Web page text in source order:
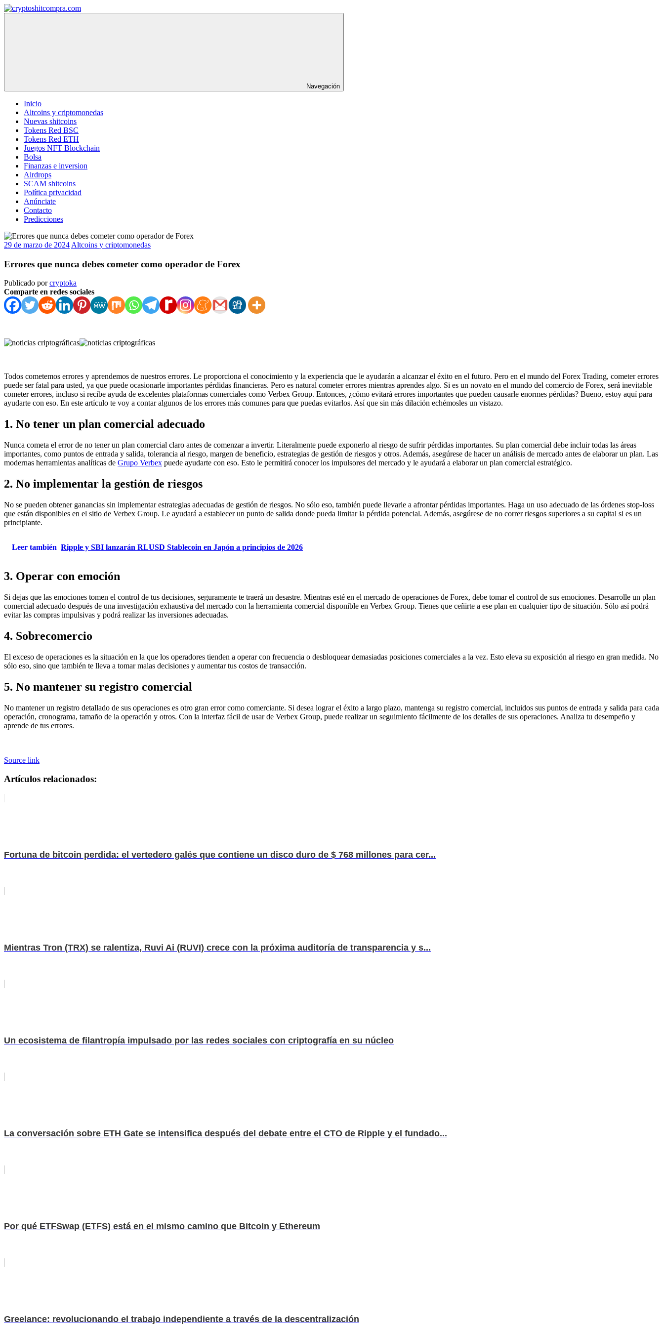
Saltar
al
Navegación
Inicio
Altcoins y criptomonedas
Nuevas shitcoins
Tokens Red BSC
Tokens Red ETH
Juegos NFT Blockchain
Bolsa
Finanzas e inversion
Airdrops
SCAM shitcoins
Política privacidad
Anúnciate
Contacto
Predicciones
29 de marzo de 2024 Altcoins y criptomonedas
Errores que nunca debes cometer como operador de Forex
Publicado porcryptoka
Comparte en redes sociales
Todos cometemos errores y aprendemos de nuestros errores. Le proporciona el conocimiento y la experiencia que le ayudarán a alcanzar el éxito en el futuro. Pero en el mundo del Forex Trading, cometer errores
puede ser fatal para usted, ya que puede ocasionarle importantes pérdidas financieras. Pero es natural cometer errores mientras aprendes algo. Si es un novato en el mundo del comercio de Forex, será inevitable
cometer errores, incluso si recibe ayuda de excelentes plataformas comerciales como Verbex Group. Entonces, ¿cómo evitará errores importantes que pueden causarle enormes pérdidas? Bueno, estoy aquí para
ayudarte con eso. En este artículo te voy a contar algunos de los errores más comunes para que puedas evitarlos. Así que sin más dilación echémosles un vistazo.
1. No tener un plan comercial adecuado
Nunca cometa el error de no tener un plan comercial claro antes de comenzar a invertir. Literalmente puede exponerlo al riesgo de sufrir pérdidas importantes. Su plan comercial debe incluir todas las áreas
importantes, como puntos de entrada y salida, tolerancia al riesgo, margen de beneficio, estrategias de gestión de riesgos y otros. Además, asegúrese de hacer un análisis de mercado antes de elaborar un plan. Las
modernas herramientas analíticas de Grupo Verbex puede ayudarte con eso. Esto le permitirá conocer los impulsores del mercado y le ayudará a elaborar un plan comercial estratégico.
2. No implementar la gestión de riesgos
No se pueden obtener ganancias sin implementar estrategias adecuadas de gestión de riesgos. No sólo eso, también puede llevarle a afrontar pérdidas importantes. Haga un uso adecuado de las órdenes stop-loss
que están disponibles en el sitio de Verbex Group. Le ayudará a establecer un punto de salida donde pueda limitar la pérdida potencial. Además, asegúrese de no correr riesgos superiores a su capital si es un
principiante.
Leer también Ripple y SBI lanzarán RLUSD Stablecoin en Japón a principios de 2026
3. Operar con emoción
Si dejas que las emociones tomen el control de tus decisiones, seguramente te traerá un desastre. Mientras esté en el mercado de operaciones de Forex, debe tomar el control de sus emociones. Desarrolle un plan
comercial adecuado después de una investigación exhaustiva del mercado con la herramienta comercial disponible en Verbex Group. Tienes que ceñirte a ese plan en cualquier tipo de situación. Sólo así podrá
evitar las compras impulsivas y podrá realizar las inversiones adecuadas.
4. Sobrecomercio
El exceso de operaciones es la situación en la que los operadores tienden a operar con frecuencia o desbloquear demasiadas posiciones comerciales a la vez. Esto eleva su exposición al riesgo en gran medida. No
sólo eso, sino que también te lleva a tomar malas decisiones y aumentar tus costos de transacción.
5. No mantener su registro comercial
No mantener un registro detallado de sus operaciones es otro gran error como comerciante. Si desea lograr el éxito a largo plazo, mantenga su registro comercial, incluidos sus puntos de entrada y salida para cada
operación, cronograma, tamaño de la operación y otros. Con la interfaz fácil de usar de Verbex Group, puede realizar un seguimiento fácilmente de los detalles de sus operaciones. Analiza tu desempeño y
aprende de tus errores.
Source link
Artículos relacionados:
Fortuna de bitcoin perdida: el vertedero galés que contiene un disco duro de $ 768 millones para cer...
Mientras Tron (TRX) se ralentiza, Ruvi Ai (RUVI) crece con la próxima auditoría de transparencia y s...
Un ecosistema de filantropía impulsado por las redes sociales con criptografía en su núcleo
La conversación sobre ETH Gate se intensifica después del debate entre el CTO de Ripple y el fundado...
Por qué ETFSwap (ETFS) está en el mismo camino que Bitcoin y Ethereum
Greelance: revolucionando el trabajo independiente a través de la descentralización